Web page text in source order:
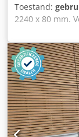
Toestand:
2240 x 80 mm.
1000 mm.
steunpoten,
CON, EPSx.
Automatische
Kleine-
Opslaglocatie: